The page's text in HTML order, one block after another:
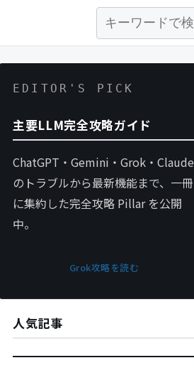
EDITOR'S PICK
主要LLM完全攻略ガイド
ChatGPT・Gemini・Grok・Claude
のトラブルから最新機能まで、一冊
に集約した完全攻略 Pillar を公開
中。
Grok攻略を読む
人気記事